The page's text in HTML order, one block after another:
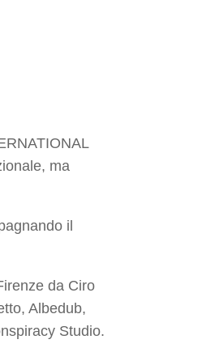
ma
il
da Ciro
Albedub,
Studio.